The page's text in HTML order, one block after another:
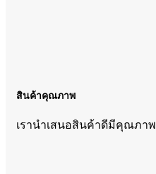
สินค้าคุณภาพ
เรานำเสนอสินค้าดีมีคุณภาพ